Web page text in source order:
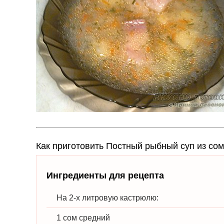
Как приготовить Постный рыбный суп из
Ингредиенты для рецепта
На 2-х литровую кастрюлю:
1 сом средний